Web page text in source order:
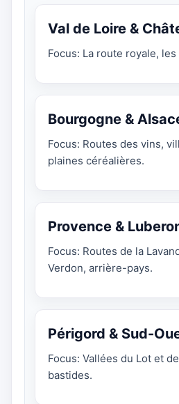
Val de Loire &
Focus: La route royale,
Bourgogne &
Focus: Routes des vins,
plaines céréalières.
Provence &
Focus: Routes de la
Verdon, arrière-pays.
Périgord & Sud-
Focus: Vallées du Lot et
bastides.